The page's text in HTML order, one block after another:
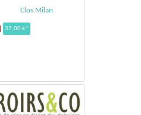
Clos Milan
37,00 €*